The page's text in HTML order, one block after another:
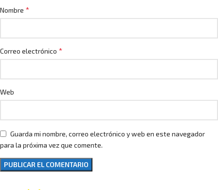
Nombre *
Correo electrónico *
Web
Guarda mi nombre, correo electrónico y web en este navegador
para la próxima vez que comente.